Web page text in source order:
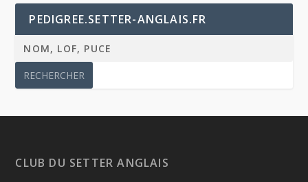
PEDIGREE.SETTER-ANGLAIS.FR
CLUB DU SETTER ANGLAIS